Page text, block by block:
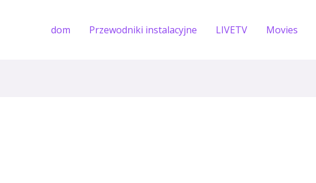
dom Przewodniki instalacyjne LIVETV Movies